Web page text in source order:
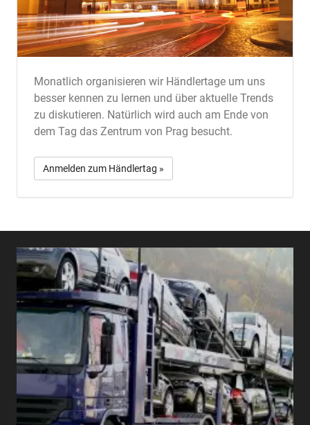
Monatlich organisieren wir Händlertage um uns
besser kennen zu lernen und über aktuelle Trends
zu diskutieren. Natürlich wird auch am Ende von
dem Tag das Zentrum von Prag besucht.
Anmelden zum Händlertag »